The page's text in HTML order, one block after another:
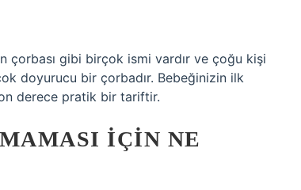
çorbası gibi birçok ismi vardır ve çoğu kişi
doyurucu bir çorbadır. Bebeğinizin ilk
derece pratik bir tariftir.
IÇIN NE